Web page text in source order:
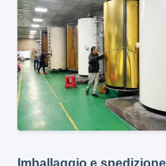
Imballaggio e spedizione